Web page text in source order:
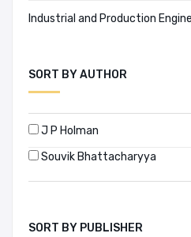
Industrial and Production
SORT BY AUTHOR
J P Holman
Souvik Bhattacharyya
SORT BY PUBLISHER